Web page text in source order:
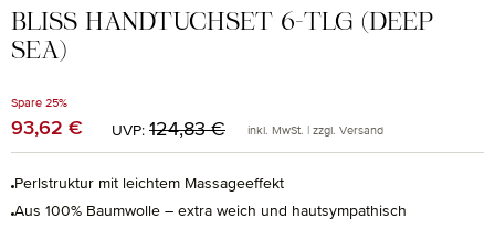
BLISS HANDTUCHSET 6-TLG (DEEP
SEA)
Spare 25%
Verkaufspreis:
93,62 € UVP: Regulärer Preis:
124,83 € inkl. MwSt. | zzgl. Versand
Perlstruktur mit leichtem Massageeffekt
Aus 100% Baumwolle – extra weich und hautsympathisch